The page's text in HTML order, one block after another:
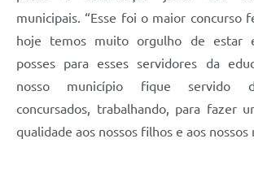
municipais. “Esse foi o maior concurso
hoje temos muito orgulho de estar
posses para esses servidores da
nosso município fique servido
concursados, trabalhando, para fazer
qualidade aos nossos filhos e aos nossos